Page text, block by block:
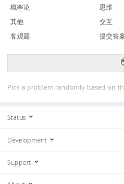
概率论
思维
其他
交互
客观题
提交答
Pick a problem randomly based on
Status
Development
Support